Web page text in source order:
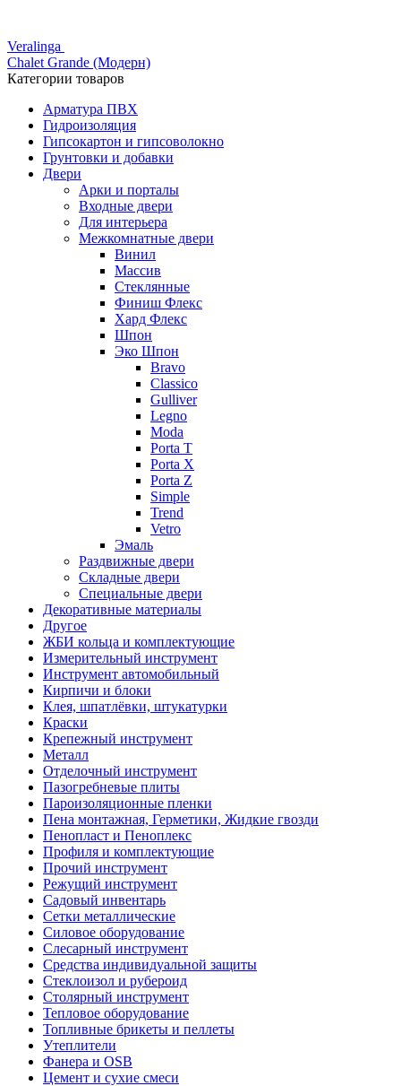
Veralinga
Chalet Grande (Модерн)
Категории товаров
Арматура ПВХ
Гидроизоляция
Гипсокартон и гипсоволокно
Грунтовки и добавки
Двери
Арки и порталы
Входные двери
Для интерьера
Межкомнатные двери
Винил
Массив
Стеклянные
Финиш Флекс
Хард Флекс
Шпон
Эко Шпон
Bravo
Classico
Gulliver
Legno
Moda
Porta T
Porta X
Porta Z
Simple
Trend
Vetro
Эмаль
Раздвижные двери
Складные двери
Специальные двери
Декоративные материалы
Другое
ЖБИ кольца и комплектующие
Измерительный инструмент
Инструмент автомобильный
Кирпичи и блоки
Клея, шпатлёвки, штукатурки
Краски
Крепежный инструмент
Металл
Отделочный инструмент
Пазогребневые плиты
Пароизоляционные пленки
Пена монтажная, Герметики, Жидкие гвозди
Пенопласт и Пеноплекс
Профиля и комплектующие
Прочий инструмент
Режущий инструмент
Садовый инвентарь
Сетки металлические
Силовое оборудование
Слесарный инструмент
Средства индивидуальной защиты
Стеклоизол и рубероид
Столярный инструмент
Тепловое оборудование
Топливные брикеты и пеллеты
Утеплители
Фанера и OSB
Цемент и сухие смеси